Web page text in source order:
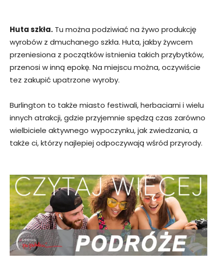
Huta szkła. Tu można podziwiać na żywo produkcję
wyrobów z dmuchanego szkła. Huta, jakby żywcem
przeniesiona z początków istnienia takich przybytków,
przenosi w inną epokę. Na miejscu można, oczywiście
tez zakupić upatrzone wyroby.
Burlington to także miasto festiwali, herbaciarni i wielu
innych atrakcji, gdzie przyjemnie spędzą czas zarówno
wielbiciele aktywnego wypoczynku, jak zwiedzania, a
także ci, którzy najlepiej odpoczywają wśród przyrody.